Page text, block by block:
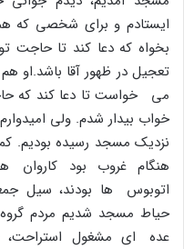
ایستادم و براى شخصى که
بخواه که دعا کند تا حاجت
تعجیل در ظهور آقا باشد.او
مى خواست تا دعا کند که
خواب بیدار شدم. ولى
نزدیک مسجد رسیده بودیم.
هنگام غروب بود کاروان
اتوبوس ها بودند، سیل
حیاط مسجد شدیم مردم
عده اى مشغول